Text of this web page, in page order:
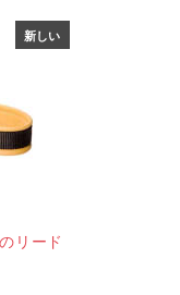
新しい
リード